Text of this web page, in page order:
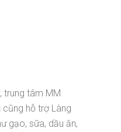
trung tâm MM
hỗ trợ Làng
gạo, sữa, dầu ăn,